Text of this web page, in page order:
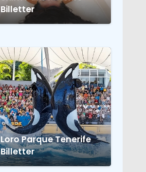
Billetter
Loro Parque Tenerife
Billetter